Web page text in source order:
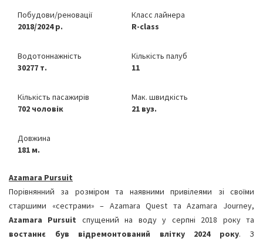
Побудови/реновації
2018/2024 р.
Класс лайнера
R-class
Водотоннажність
30277 т.
Кількість палуб
11
Кількість пасажирів
702 чоловік
Мак. швидкість
21 вуз.
Довжина
181 м.
Azamara Pursuit
Порівнянний за розміром та наявними привілеями зі своїми
старшими «сестрами» – Azamara Quest та Azamara Journey,
Azamara Pursuit спущений на воду у серпні 2018 року та
востаннє був відремонтований влітку 2024 року. З